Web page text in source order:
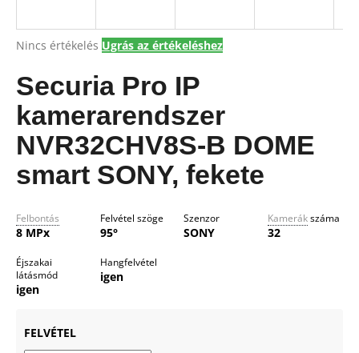
A
átlagos
értékelése
5-
ből
0,0
csillag.
Nincs értékelés Ugrás az értékeléshez
Securia Pro IP
kamerarendszer
NVR32CHV8S-B DOME
smart SONY, fekete
Felbontás
8 MPx
Felvétel szöge
95°
Szenzor
SONY
Kamerákszáma
32
Éjszakai
látásmód
igen
Hangfelvétel
igen
FELVÉTEL
A
á
n
j
u
k